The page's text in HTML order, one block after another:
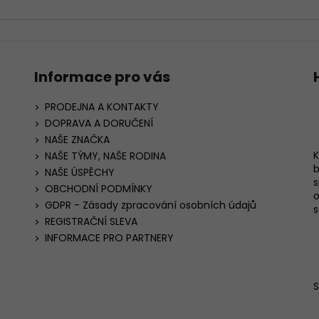
Informace pro vás
PRODEJNA A KONTAKTY
DOPRAVA A DORUČENÍ
NAŠE ZNAČKA
NAŠE TÝMY, NAŠE RODINA
NAŠE ÚSPĚCHY
OBCHODNÍ PODMÍNKY
GDPR - Zásady zpracování osobních údajů
REGISTRAČNÍ SLEVA
INFORMACE PRO PARTNERY